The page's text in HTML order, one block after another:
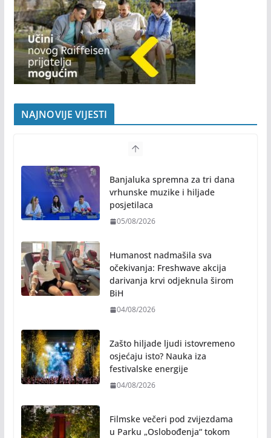
NAJNOVIJE VIJESTI
Banjaluka spremna za tri dana
vrhunske muzike i hiljade
posjetilaca
05/08/2026
Humanost nadmašila sva
očekivanja: Freshwave akcija
darivanja krvi odjeknula širom
BiH
04/08/2026
Zašto hiljade ljudi istovremeno
osjećaju isto? Nauka iza
festivalske energije
04/08/2026
Filmske večeri pod zvijezdama
u Parku „Oslobođenja“ tokom